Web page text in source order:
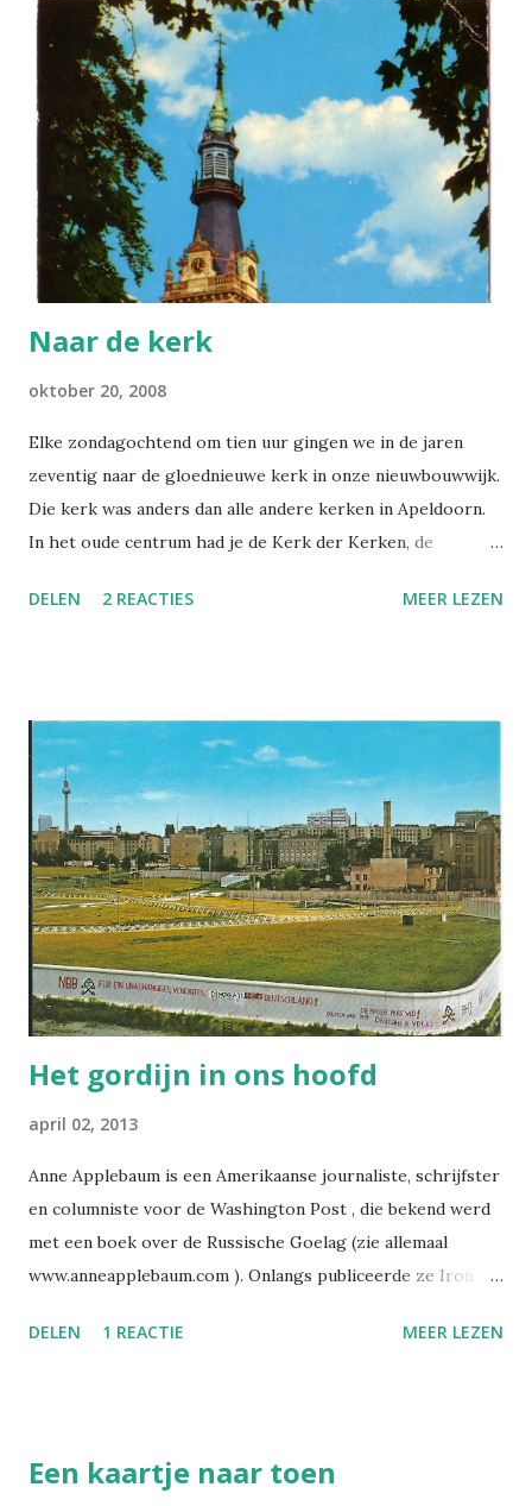
Naar de kerk
oktober 20, 2008
Elke zondagochtend om tien uur gingen we in de jaren
zeventig naar de gloednieuwe kerk in onze nieuwbouwwijk.
Die kerk was anders dan alle andere kerken in Apeldoorn.
In het oude centrum had je de Kerk der Kerken, de
negentiende eeuw, waar koningin Wilhelmina jarenlang ter
knisperende grint voor de ingang, in het gele licht van de
lantarens. We moesten een keer tegen de muur staan, zo
vol was het. Af en toe zat Beatrix met gevolg in de
koninklijke loge - het was (en is misschien nog wel) haar
favoriete plek om kerstavond te vieren, fluisterden de
mensen reikhalzend naar elkaar. (klik om te vergroten) In
onze nieuwbouwwijk stond ook geen lomp modernistisch
geval met rare hoeken, zoals ze in de wijken uit de jaren
vijftig en zestig werden gebouwd. Zoals deze in Zevenaa...
DELEN 2 REACTIES MEER LEZEN
Het gordijn in ons hoofd
april 02, 2013
Anne Applebaum is een Amerikaanse journaliste, schrijfster
en columniste voor de Washington Post , die bekend werd
met een boek over de Russische Goelag (zie allemaal
www.anneapplebaum.com ). Onlangs publiceerde ze Iron
Dit is mijn artikel over dat boek, dat verscheen in de Vrij
Wie meer inzicht wil krijgen in Polen-meldpunten en de
DELEN 1 REACTIE MEER LEZEN
Een kaartje naar toen